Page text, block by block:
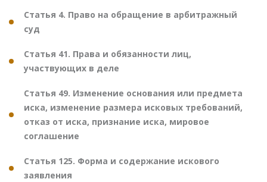
Статья 4. Право на обращение в арбитражный
суд
Статья 41. Права и обязанности лиц,
участвующих в деле
Статья 49. Изменение основания или предмета
иска, изменение размера исковых требований,
отказ от иска, признание иска, мировое
соглашение
Статья 125. Форма и содержание искового
заявления